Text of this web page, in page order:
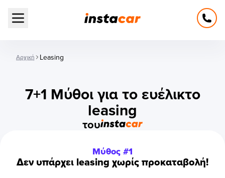
Open main menu
Αρχική Leasing
7+1 Μύθοι για το ευέλικτο
leasing
του
Μύθος #1
Δεν υπάρχει leasing χωρίς προκαταβολή!